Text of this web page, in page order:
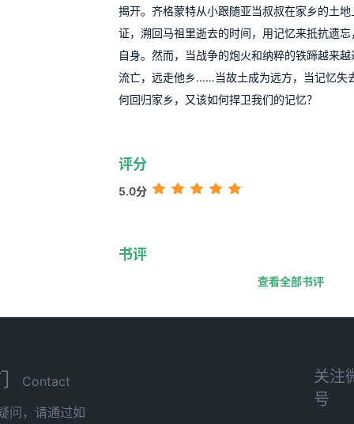
揭开。齐格蒙特从小跟随亚当叔叔在家乡的土
证，溯回马祖里逝去的时间，用记忆来抵抗遗
自身。然而，当战争的炮火和纳粹的铁蹄越来
流亡，远走他乡……当故土成为远方，当记忆失
何回归家乡，又该如何捍卫我们的记忆？
评分
5.0分
书评
查看全部书评
Contact
问，请通过如
关注
号